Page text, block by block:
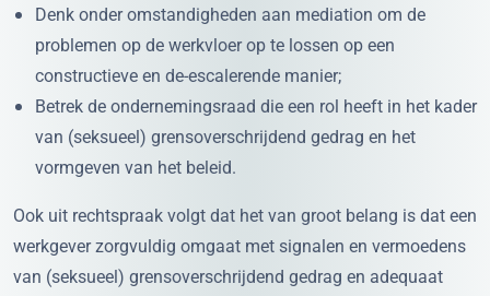
Denk onder omstandigheden aan mediation om de
problemen op de werkvloer op te lossen op een
constructieve en de-escalerende manier;
Betrek de ondernemingsraad die een rol heeft in het kader
van (seksueel) grensoverschrijdend gedrag en het
vormgeven van het beleid.
Ook uit rechtspraak volgt dat het van groot belang is dat een
werkgever zorgvuldig omgaat met signalen en vermoedens
van (seksueel) grensoverschrijdend gedrag en adequaat